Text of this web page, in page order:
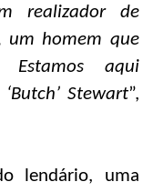
realizador de
um homem que
aqui
Stewart”,
lendário, uma